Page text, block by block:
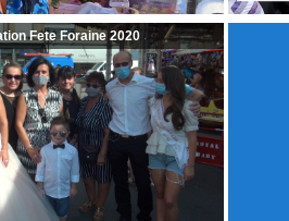
Fete Foraine 2020